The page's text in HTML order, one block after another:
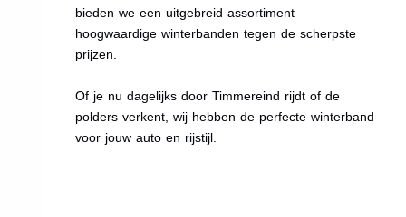
bieden we een uitgebreid assortiment
hoogwaardige winterbanden tegen de scherpste
prijzen.
Of je nu dagelijks door Timmereind rijdt of de
polders verkent, wij hebben de perfecte winterband
voor jouw auto en rijstijl.